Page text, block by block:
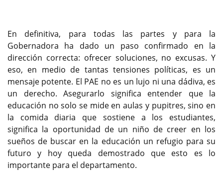
En definitiva, para todas las partes y para la
Gobernadora ha dado un paso confirmado en la
dirección correcta: ofrecer soluciones, no excusas. Y
eso, en medio de tantas tensiones políticas, es un
mensaje potente. El PAE no es un lujo ni una dádiva, es
un derecho. Asegurarlo significa entender que la
educación no solo se mide en aulas y pupitres, sino en
la comida diaria que sostiene a los estudiantes,
significa la oportunidad de un niño de creer en los
sueños de buscar en la educación un refugio para su
futuro y hoy queda demostrado que esto es lo
importante para el departamento.